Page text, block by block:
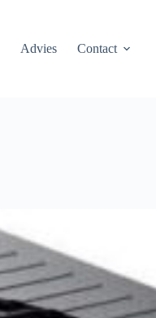
Advies Contact